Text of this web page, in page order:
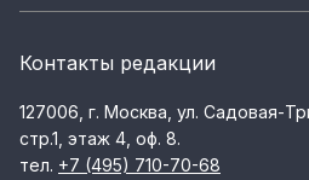
Контакты редакции
127006, г. Москва, ул. Садовая-
стр.1, этаж 4, оф. 8.
тел. +7 (495) 710-70-68